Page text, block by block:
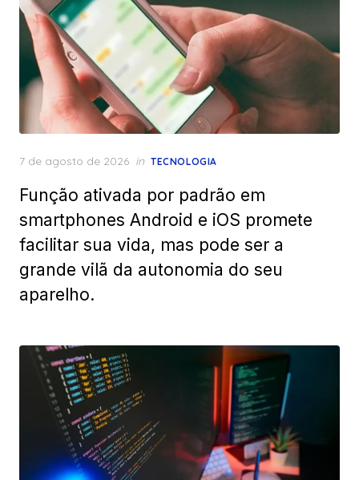
Posted
7 de agosto de 2026 in TECNOLOGIA
Função ativada por padrão em
smartphones Android e iOS promete
facilitar sua vida, mas pode ser a
grande vilã da autonomia do seu
aparelho.